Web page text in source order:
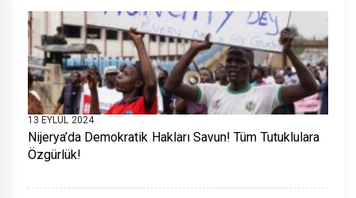
13 EYLÜL 2024
Nijerya’da Demokratik Hakları Savun! Tüm Tutuklulara
Özgürlük!